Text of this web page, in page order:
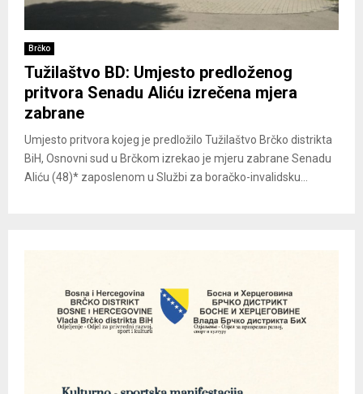
Brčko
Tužilaštvo BD: Umjesto predloženog
pritvora Senadu Aliću izrečena mjera
zabrane
Umjesto pritvora kojeg je predložilo Tužilaštvo Brčko distrikta
BiH, Osnovni sud u Brčkom izrekao je mjeru zabrane Senadu
Aliću (48)* zaposlenom u Službi za boračko-invalidsku...